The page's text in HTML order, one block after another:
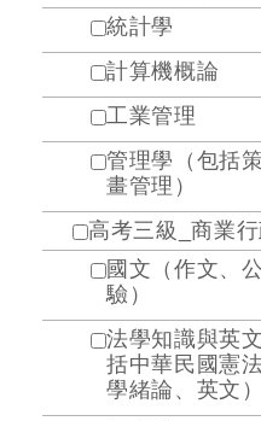
統計學
計算機概論
工業管理
管理學（包括
畫管理）
高考三級_商業
國文（作文、
驗）
法學知識與英
括中華民國憲
學緒論、英文）